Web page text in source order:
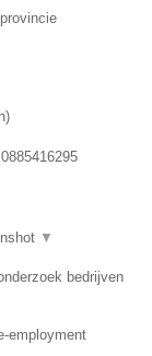
)
0885416295
▼
bedrijven
employment